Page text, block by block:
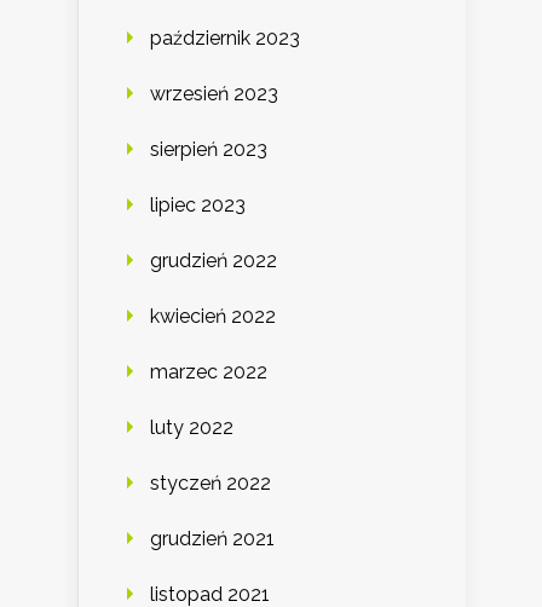
październik 2023
wrzesień 2023
sierpień 2023
lipiec 2023
grudzień 2022
kwiecień 2022
marzec 2022
luty 2022
styczeń 2022
grudzień 2021
listopad 2021